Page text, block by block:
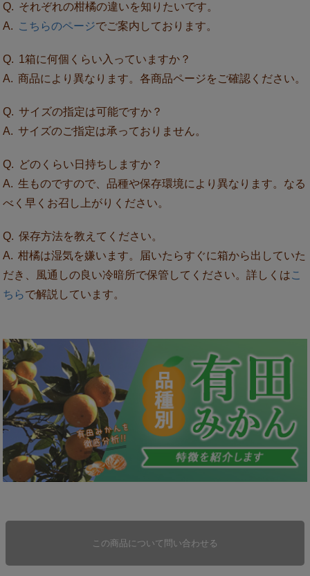
それぞれの柑橘の違いを知りたいです。
こちらのページでご案内しております。
1箱に何個くらい入っていますか？
商品により異なります。各商品ページをご確認ください。
サイズの指定は可能ですか？
サイズのご指定は承っておりません。
どのくらい日持ちしますか？
生ものですので、品種や保存環境により異なります。なる
べく早くお召し上がりください。
保存方法を教えてください。
柑橘は湿気を嫌います。届いたらすぐに箱から出していた
だき、風通しの良い冷暗所で保管してください。詳しくはこ
ちらで解説しています。
この商品について問い合わせる